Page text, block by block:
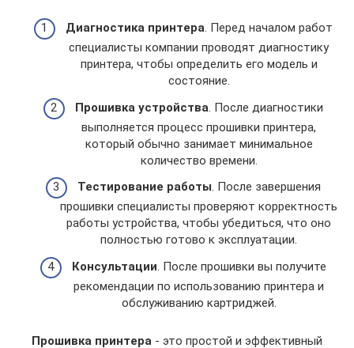
Диагностика принтера. Перед началом работ
специалисты компании проводят диагностику
принтера, чтобы определить его модель и
состояние.
Прошивка устройства . После диагностики
выполняется процесс прошивки принтера,
который обычно занимает минимальное
количество времени.
Тестирование работы. После завершения
прошивки специалисты проверяют корректность
работы устройства, чтобы убедиться, что оно
полностью готово к эксплуатации.
Консультации . После прошивки вы получите
рекомендации по использованию принтера и
обслуживанию картриджей.
Прошивка принтера - это простой и эффективный